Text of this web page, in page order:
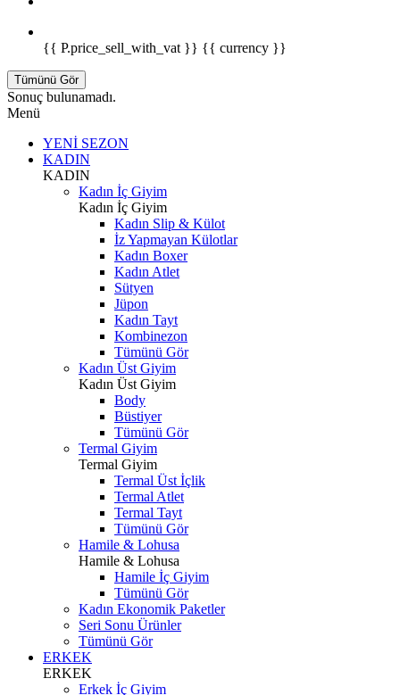
{{ P.price_sell_with_vat }} {{ currency }}
Tümünü Gör
Sonuç bulunamadı.
Menü
YENİ SEZON
KADIN
KADIN
Kadın İç Giyim
Kadın İç Giyim
Kadın Slip & Külot
İz Yapmayan Külotlar
Kadın Boxer
Kadın Atlet
Sütyen
Jüpon
Kadın Tayt
Kombinezon
Tümünü Gör
Kadın Üst Giyim
Kadın Üst Giyim
Body
Büstiyer
Tümünü Gör
Termal Giyim
Termal Giyim
Termal Üst İçlik
Termal Atlet
Termal Tayt
Tümünü Gör
Hamile & Lohusa
Hamile & Lohusa
Hamile İç Giyim
Tümünü Gör
Kadın Ekonomik Paketler
Seri Sonu Ürünler
Tümünü Gör
ERKEK
ERKEK
Erkek İç Giyim